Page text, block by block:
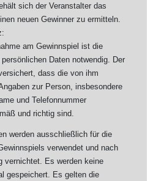
sich der Veranstalter das
neuen Gewinner zu ermitteln.
am Gewinnspiel ist die
Daten notwendig. Der
dass die von ihm
zur Person, insbesondere
und Telefonnummer
und richtig sind.
werden ausschließlich für die
verwendet und nach
vernichtet. Es werden keine
gespeichert. Es gelten die